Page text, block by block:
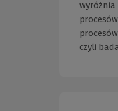
wyróżnia
czyli